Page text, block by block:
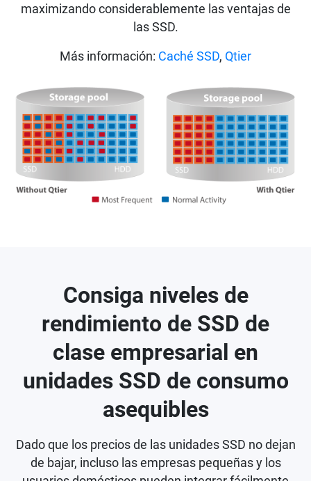
maximizando considerablemente las ventajas de
las SSD.
Más información: Caché SSD, Qtier
Consiga niveles de
rendimiento de SSD de
clase empresarial en
unidades SSD de consumo
asequibles
Dado que los precios de las unidades SSD no dejan
de bajar, incluso las empresas pequeñas y los